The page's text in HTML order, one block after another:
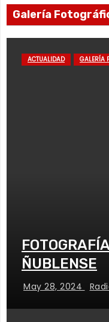
Galería
ACTUALIDAD GALERÍA
ÑUBLENSE
May 28, 2024